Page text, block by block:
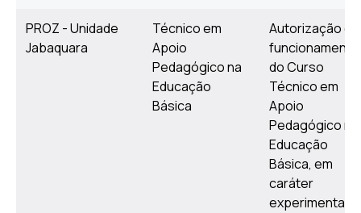
PROZ - Unidade
Jabaquara
Técnico em
Apoio
Pedagógico na
Educação
Básica
Autorização de
funcionamento
do Curso
Técnico em
Apoio
Pedagógico na
Educação
Básica, em
caráter
experimental